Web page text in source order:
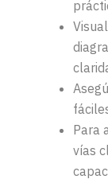
Para
vías